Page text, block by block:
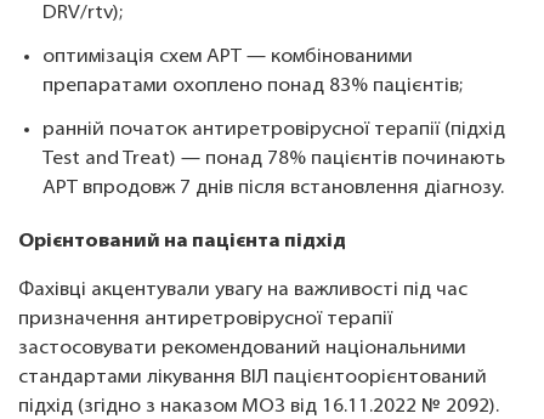
DRV/rtv);
оптимізація схем АРТ — комбінованими
препаратами охоплено понад 83% пацієнтів;
ранній початок антиретровірусної терапії (підхід
Test and Treat) — понад 78% пацієнтів починають
АРТ впродовж 7 днів після встановлення діагнозу.
Орієнтований на пацієнта підхід
Фахівці акцентували увагу на важливості під час
призначення антиретровірусної терапії
застосовувати рекомендований національними
стандартами лікування ВІЛ пацієнтоорієнтований
підхід (згідно з наказом МОЗ від 16.11.2022 № 2092).